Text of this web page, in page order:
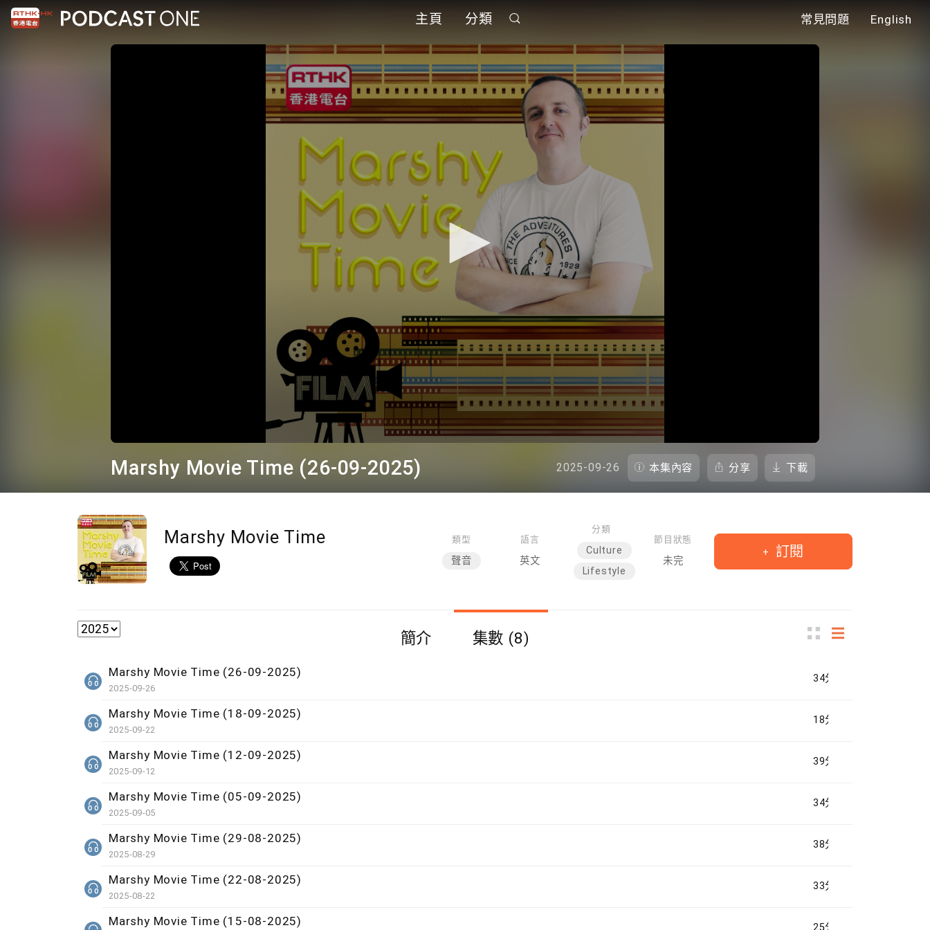
主頁 分類 常見問題 English
seconds
of
minutes,
seconds
90%
Marshy Movie Time (26-09-2025) 2025-09-26 本集內容 分享 下載
Marshy Movie Time 類型
聲音
語言
英文
分類
Culture
Lifestyle
節目狀態
未完
訂閱
簡介 集數 (8)
34分鐘
Marshy Movie Time (26-09-2025)
2025-09-26
18分鐘
Marshy Movie Time (18-09-2025)
2025-09-22
39分鐘
Marshy Movie Time (12-09-2025)
2025-09-12
34分鐘
Marshy Movie Time (05-09-2025)
2025-09-05
38分鐘
Marshy Movie Time (29-08-2025)
2025-08-29
33分鐘
Marshy Movie Time (22-08-2025)
2025-08-22
Marshy Movie Time (15-08-2025)